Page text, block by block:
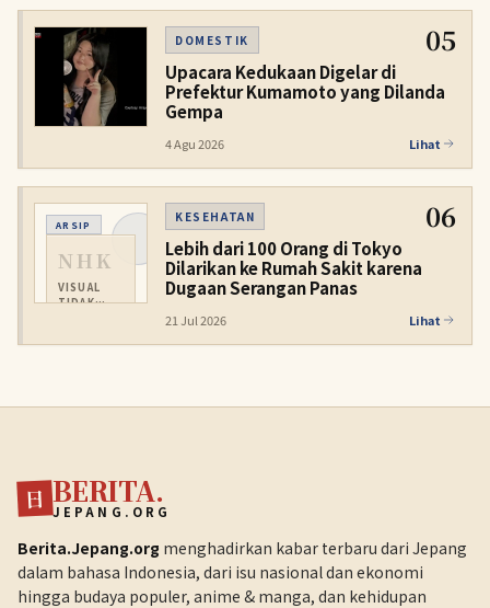
DOMESTIK 05
Upacara Kedukaan Digelar di
Prefektur Kumamoto yang Dilanda
Gempa
4 Agu 2026 Lihat
ARSIP
NHK
VISUAL
TIDAK
KESEHATAN 06
Lebih dari 100 Orang di Tokyo
Dilarikan ke Rumah Sakit karena
Dugaan Serangan Panas
21 Jul 2026 Lihat
日 BERITA.
JEPANG.ORG
Berita.Jepang.org menghadirkan kabar terbaru dari Jepang
dalam bahasa Indonesia, dari isu nasional dan ekonomi
hingga budaya populer, anime & manga, dan kehidupan